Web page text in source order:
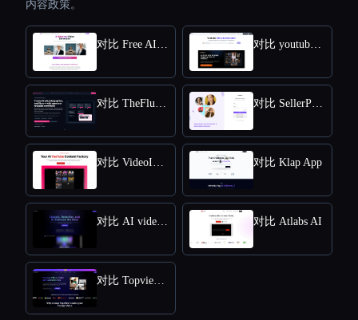
内容政策。
对比 Free AI kissing video generator 对比 youtube video downloader
对比 TheFluxTrain 对比 SellerPic AI
对比 VideoIdeas AI 对比 Klap App
对比 AI video editor 对比 Atlabs AI
对比 Topview AI URL to Video